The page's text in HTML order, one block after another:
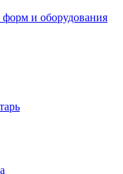
и оборудования